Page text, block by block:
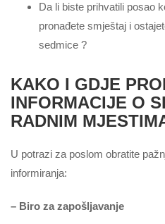
Da li biste prihvatili posao
pronađete smještaj i
sedmice ?
KAKO I GDJE
INFORMACIJE O
RADNIM
U potrazi za poslom obratite
informiranja:
– Biro za zapošljavanje